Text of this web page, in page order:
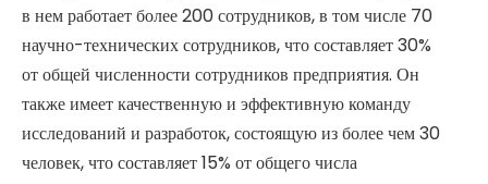
в нем работает более 200 сотрудников, в том числе 70
научно-технических сотрудников, что составляет 30%
от общей численности сотрудников предприятия. Он
также имеет качественную и эффективную команду
исследований и разработок, состоящую из более чем 30
человек, что составляет 15% от общего числа